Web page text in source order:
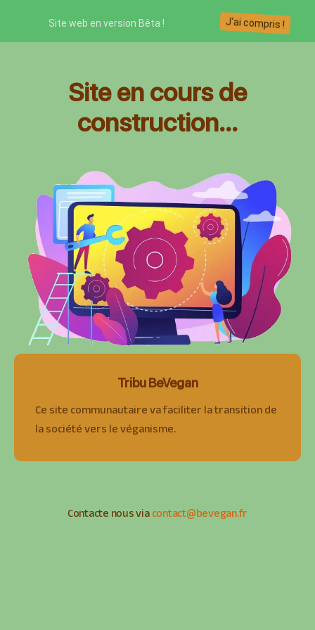
Site en cours de
construction...
Tribu BeVegan
Ce site communautaire va faciliter la transition de
la société vers le véganisme.
Contacte nous viacontact@bevegan.fr
Site web en version Bêta ! J'ai compris !